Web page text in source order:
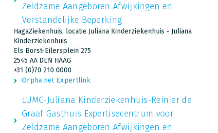
Zeldzame Aangeboren Afwijkingen en
Verstandelijke Beperking
HagaZiekenhuis, locatie Juliana Kinderziekenhuis - Juliana
Kinderziekenhuis
Els Borst-Eilersplein 275
2545 AA DEN HAAG
+31 (0)70 210 0000
Orpha.net Expertlink
LUMC-Juliana Kinderziekenhuis-Reinier de
Graaf Gasthuis Expertisecentrum voor
Zeldzame Aangeboren Afwijkingen en